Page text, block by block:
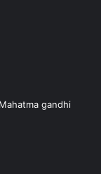
gandhi